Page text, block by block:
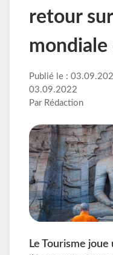
retour
Publié le :
03.09.2022
Par Rédaction
Le Tourisme